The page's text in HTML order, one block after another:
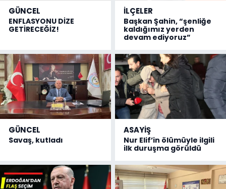
GÜNCEL
ENFLASYONU DİZE
GETİRECEĞİZ!
İLÇELER
Başkan Şahin, “şenliğe
kaldığımız yerden
devam ediyoruz”
GÜNCEL
Savaş, kutladı
ASAYİŞ
Nur Elif’in ölümüyle ilgili
ilk duruşma görüldü